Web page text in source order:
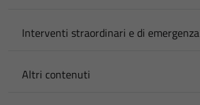
Interventi straordinari e di emergenza
Altri contenuti